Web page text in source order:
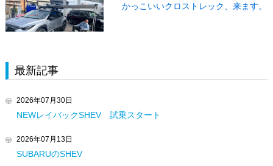
かっこいいクロストレック、来ます。
最新記事
2026年07月30日
NEWレイバックSHEV 試乗スタート
2026年07月13日
SUBARUのSHEV